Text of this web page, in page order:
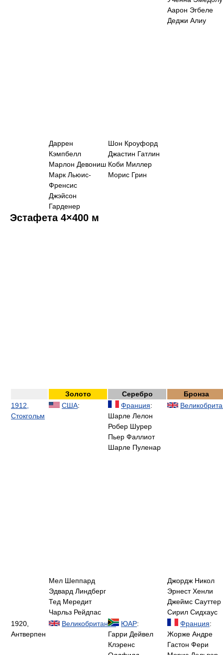
Даррен
Кэмпбелл
Марлон Девониш
Марк Льюис-
Френсис
Джэйсон
Гарденер
Шон Кроуфорд
Джастин Гатлин
Коби Миллер
Морис Грин
Аарон Эгбеле
Деджи Алиу
Эстафета 4×400 м
Золото Серебро
Бронза
1912,
Стокгольм
США:
Мел Шеппард
Эдвард Линдберг
Тед Мередит
Чарльз Рейдпас
Франция:
Шарле Лелон
Робер Шурер
Пьер Фаллиот
Шарле Пуленар
Джордж Никол
Эрнест Хенли
Джеймс Сауттер
Сирил Сидхаус
1920,
Антверпен
Великобритания: ЮАР:
Гарри Дейвел
Клэренс
Франция:
Жорже Андре
Гастон Фери